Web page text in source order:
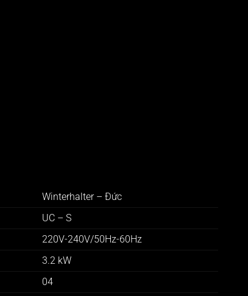
Winterhalter – Đức
UC – S
220V-240V/50Hz-60Hz
3.2 kW
04